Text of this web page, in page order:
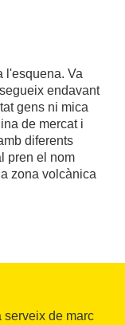
l'esquena. Va
endavant
gens ni mica
de mercat i
diferents
pren el nom
zona volcànica
serveix de marc